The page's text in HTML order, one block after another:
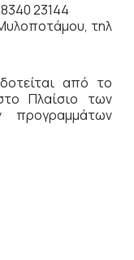
23144
τηλ
από το
Πλαίσιο των
προγραμμάτων